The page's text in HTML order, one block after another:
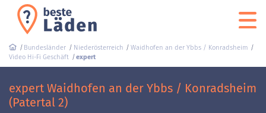
Bundesländer Niederösterreich
Waidhofen an der Ybbs / Konradsheim
Video Hi-Fi Geschäft
expert
expert Waidhofen an der Ybbs / Konradsheim
(Patertal 2)